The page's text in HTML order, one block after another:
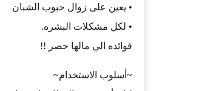
• يعين على زوال حبوب الشبان
• لكل مشكلات البشره.
فوائده الي مالها حصر !!
~أسلوب الاستخدام~